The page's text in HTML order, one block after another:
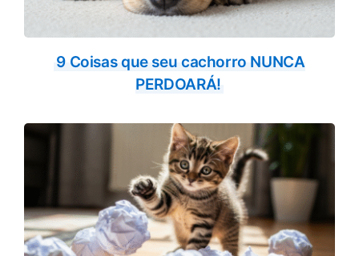
9 Coisas que seu cachorro NUNCA
PERDOARÁ!